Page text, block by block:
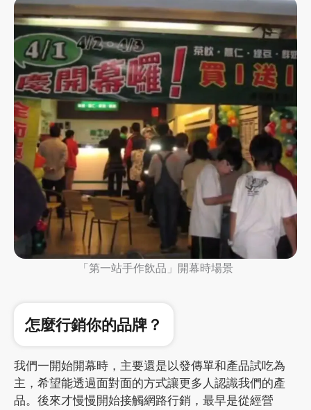
「第一站手作飲品」開幕時場景
怎麼行銷你的品牌？
我們一開始開幕時，主要還是以發傳單和產品試吃為
主，希望能透過面對面的方式讓更多人認識我們的產
品。後來才慢慢開始接觸網路行銷，最早是從經營